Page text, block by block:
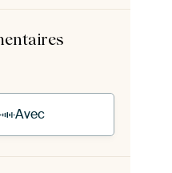
Voir les
Avec